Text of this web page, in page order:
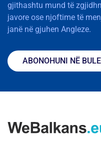
gjithashtu mund të
javore ose njoftime të
janë në gjuhen Angleze.
ABONOHUNI NË